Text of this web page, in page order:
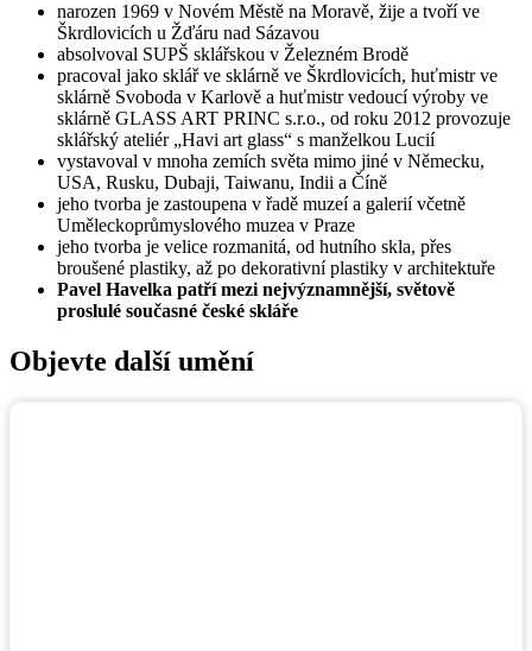
narozen 1969 v Novém Městě na Moravě, žije a tvoří ve
Škrdlovicích u Žďáru nad Sázavou
absolvoval SUPŠ sklářskou v Železném Brodě
pracoval jako sklář ve sklárně ve Škrdlovicích, huťmistr ve
sklárně Svoboda v Karlově a huťmistr vedoucí výroby ve
sklárně GLASS ART PRINC s.r.o., od roku 2012 provozuje
sklářský ateliér „Havi art glass“ s manželkou Lucií
vystavoval v mnoha zemích světa mimo jiné v Německu,
USA, Rusku, Dubaji, Taiwanu, Indii a Číně
jeho tvorba je zastoupena v řadě muzeí a galerií včetně
Uměleckoprůmyslového muzea v Praze
jeho tvorba je velice rozmanitá, od hutního skla, přes
broušené plastiky, až po dekorativní plastiky v architektuře
Pavel Havelka patří mezi nejvýznamnější, světově
proslulé současné české skláře
Objevte další umění